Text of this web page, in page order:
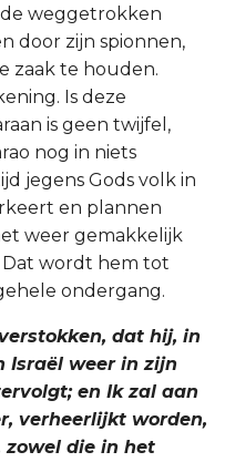
weggetrokken
door zijn spionnen,
zaak te houden.
Is deze
is geen twijfel,
nog in niets
jegens Gods volk in
en plannen
weer gemakkelijk
wordt hem tot
ondergang.
dat hij, in
Israël weer in zijn
en Ik zal aan
verheerlijkt worden,
zowel die in het